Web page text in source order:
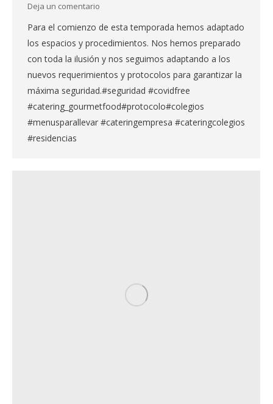
Deja un comentario
Para el comienzo de esta temporada hemos adaptado
los espacios y procedimientos. Nos hemos preparado
con toda la ilusión y nos seguimos adaptando a los
nuevos requerimientos y protocolos para garantizar la
máxima seguridad.#seguridad #covidfree
#catering_gourmetfood#protocolo#colegios
#menusparallevar #cateringempresa #cateringcolegios
#residencias